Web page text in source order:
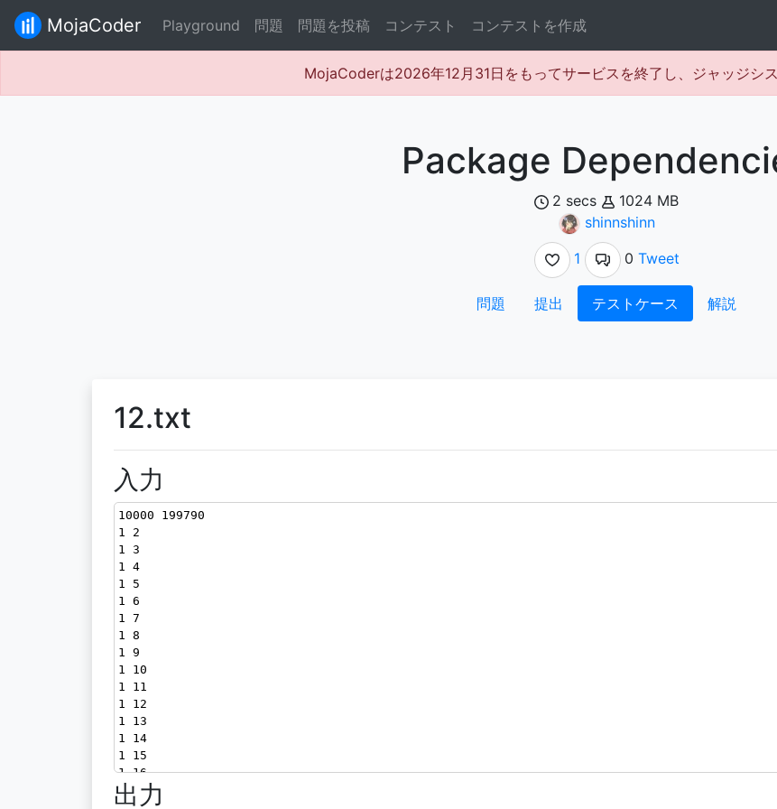
MojaCoder Playground 問題 問題を投稿 コンテスト コンテストを作成
MojaCoderは2026年12月31日をもってサービスを終了し、ジャッジシス
Package
2 secs
1024 MB
shinnshinn
1
0 Tweet
問題 提出 テストケース 解説
12.txt
入力
10000 199790
1 2
1 3
1 4
1 5
1 6
1 7
1 8
1 9
1 10
1 11
1 12
1 13
1 14
1 15
1 16
1 17
出力